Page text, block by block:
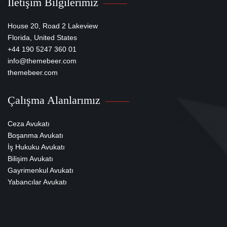
House 20, Road 2 Lakeview
Florida, United States
+44 190 5247 360 01
info@themebeer.com
themebeer.com
Çalışma Alanlarımız
Ceza Avukatı
Boşanma Avukatı
İş Hukuku Avukatı
Bilişim Avukatı
Gayrimenkul Avukatı
Yabancılar Avukatı